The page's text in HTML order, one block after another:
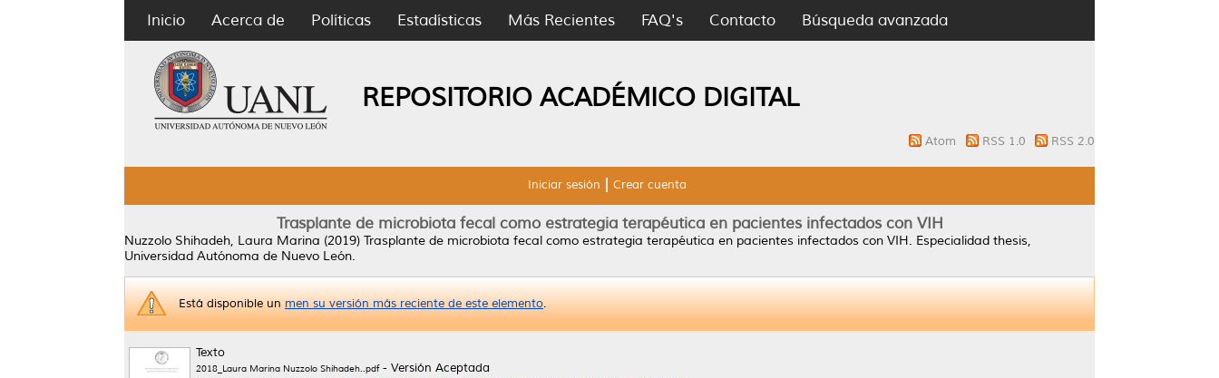
Inicio Acerca de Políticas Estadísticas Más Recientes FAQ's Contacto Búsqueda avanzada
REPOSITORIO ACADÉMICO DIGITAL
Atom RSS 1.0 RSS 2.0
Iniciar sesión Crear cuenta
Trasplante de microbiota fecal como estrategia terapéutica en pacientes infectados con VIH
Nuzzolo Shihadeh, Laura Marina (2019) Trasplante de microbiota fecal como estrategia terapéutica en pacientes infectados con VIH. Especialidad thesis,
Universidad Autónoma de Nuevo León.
Está disponible unmen su versión más reciente de este elemento.
Texto
2018_Laura Marina Nuzzolo Shihadeh..pdf- Versión Aceptada